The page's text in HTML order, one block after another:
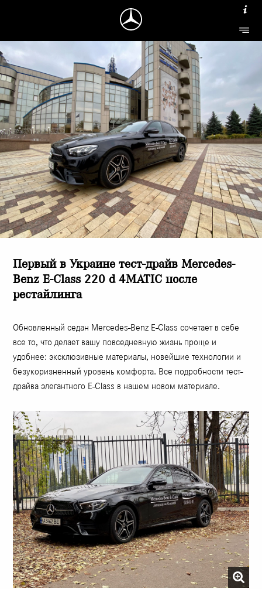
Первый в Украине тест-драйв Mercedes-
Benz E-Class 220 d 4MATIC после
рестайлинга
Обновленный седан Mercedes-Benz E-Class сочетает в себе
все то, что делает вашу повседневную жизнь проще и
удобнее: эксклюзивные материалы, новейшие технологии и
безукоризненный уровень комфорта. Все подробности тест-
драйва элегантного E-Class в нашем новом материале.